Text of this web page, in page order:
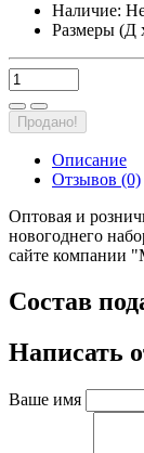
Наличие:
Размеры (Д
Продано!
Описание
Отзывов (0)
Оптовая и
новогоднего
сайте компании
Состав
Написать
Ваше имя